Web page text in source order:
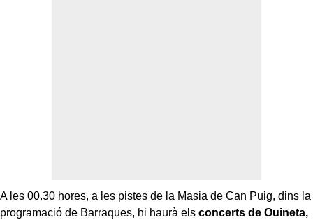
A les 00.30 hores, a les pistes de la Masia de Can Puig, dins la
programació de Barraques, hi haurà els concerts de Ouineta,